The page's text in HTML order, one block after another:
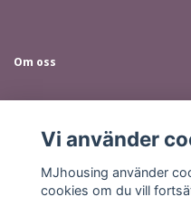
Om oss
Vi använder
MJhousing använder
cookies om du vill